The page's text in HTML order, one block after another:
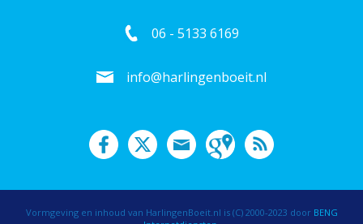
06 - 5133 6169
info@harlingenboeit.nl
Vormgeving en inhoud van HarlingenBoeit.nl is (C) 2000-2023 door BENG